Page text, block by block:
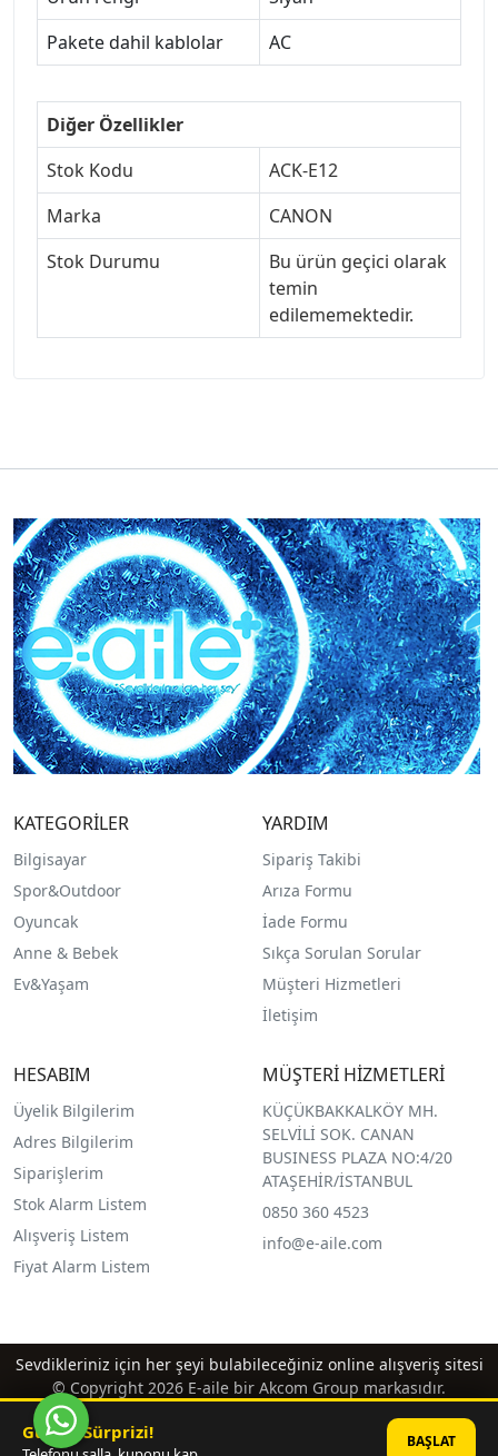
Pakete dahil kablolar
AC
Diğer Özellikler
Stok Kodu
ACK-E12
Marka
CANON
Stok Durumu
Bu ürün geçici olarak
temin
edilememektedir.
KATEGORİLER
Bilgisayar
Spor&Outdoor
Oyuncak
Anne & Bebek
Ev&Yaşam
YARDIM
Sipariş Takibi
Arıza Formu
İade Formu
Sıkça Sorulan Sorular
Müşteri Hizmetleri
İletişim
HESABIM
Üyelik Bilgilerim
Adres Bilgilerim
Siparişlerim
Stok Alarm Listem
Alışveriş Listem
Fiyat Alarm Listem
MÜŞTERİ HİZMETLERİ
KÜÇÜKBAKKALKÖY MH.
SELVİLİ SOK. CANAN
BUSINESS PLAZA NO:4/20
ATAŞEHİR/İSTANBUL
0850 360 4523
info@e-aile.com
Sevdikleriniz için her şeyi bulabileceğiniz online alışveriş sitesi
© Copyright 2026 E-aile bir Akcom Group markasıdır.
Günün Sürprizi! BAŞLAT